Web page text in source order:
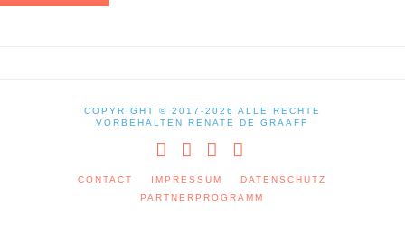
COPYRIGHT © 2017-2026 ALLE RECHTE
VORBEHALTEN RENATE DE GRAAFF
CONTACT IMPRESSUM
DATENSCHUTZ
PARTNERPROGRAMM